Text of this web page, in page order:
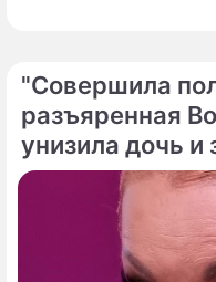
совершить
"Совершила
разъяренная
унизила дочь и